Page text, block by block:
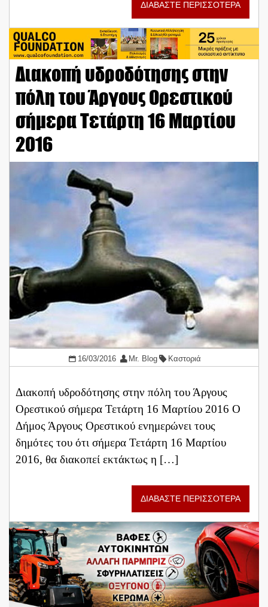
ΔΙΑΒΑΣΤΕ ΠΕΡΙΣΣΟΤΕΡΑ
Διακοπή υδροδότησης στην
πόλη του Άργους Ορεστικού
σήμερα Τετάρτη 16 Μαρτίου
2016
16/03/2016 Mr. Blog Καστοριά
Διακοπή υδροδότησης στην πόλη του Άργους
Ορεστικού σήμερα Τετάρτη 16 Μαρτίου 2016 Ο
Δήμος Άργους Ορεστικού ενημερώνει τους
δημότες του ότι σήμερα Τετάρτη 16 Μαρτίου
2016, θα διακοπεί εκτάκτως η […]
ΔΙΑΒΑΣΤΕ ΠΕΡΙΣΣΟΤΕΡΑ